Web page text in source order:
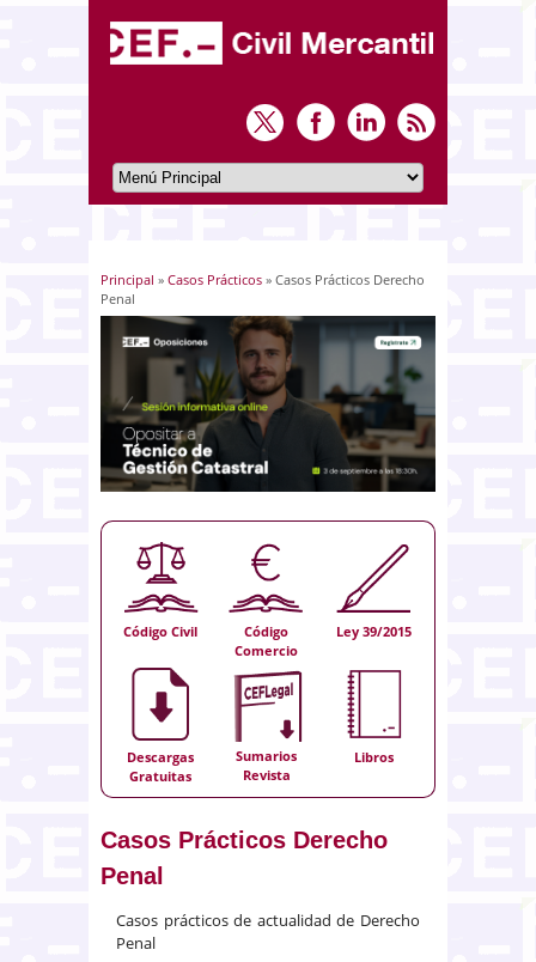
Usted está aquí
Principal » Casos Prácticos » Casos Prácticos Derecho
Penal
Código Civil
Código
Comercio
Ley 39/2015
Descargas
Gratuitas
Sumarios
Revista
Libros
Casos Prácticos Derecho
Penal
Casos prácticos de actualidad de Derecho
Penal